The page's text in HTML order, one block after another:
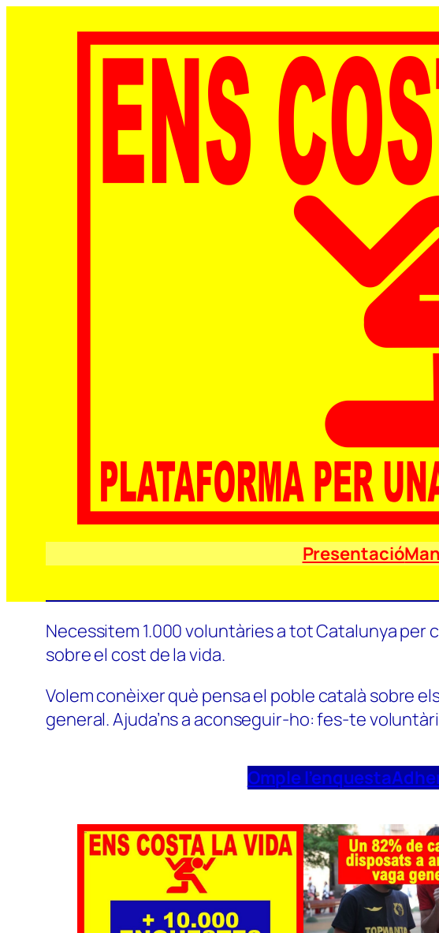
Presentació
Necessitem 1.000 voluntàries a tot Catalunya per
sobre el cost de la vida.
Volem conèixer què pensa el poble català sobre
general. Ajuda’ns a aconseguir-ho: fes-te
Omple l’enquesta